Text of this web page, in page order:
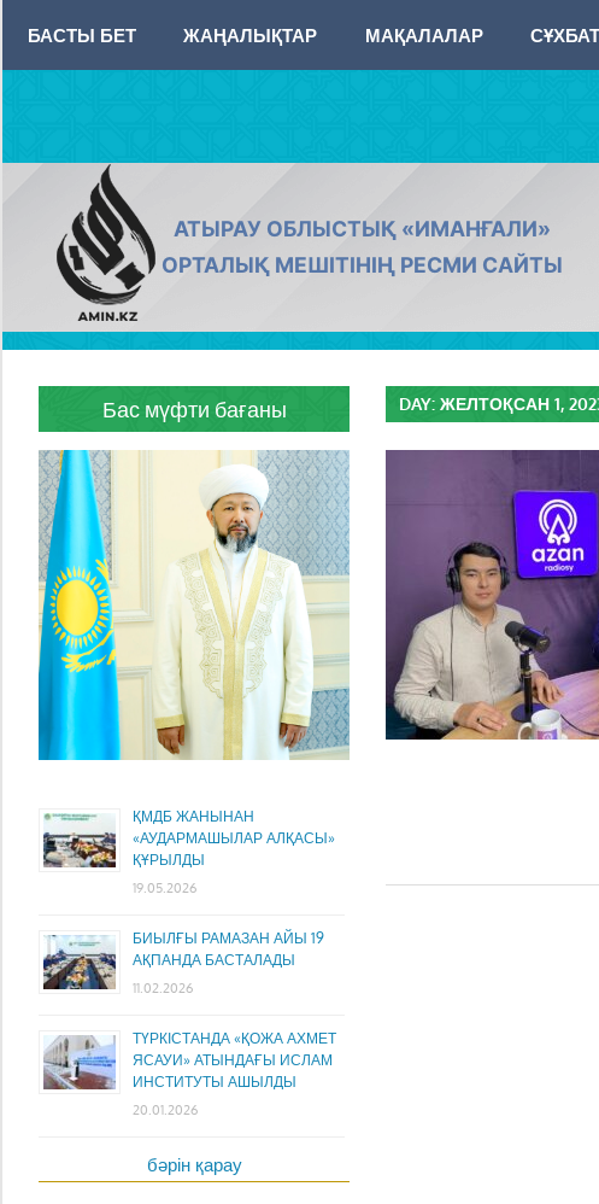
content
БАСТЫ БЕТ ЖАҢАЛЫҚТАР МАҚАЛАЛАР
AMIN.KZ
АТЫРАУ ОБЛЫСТЫҚ «ИМАНҒАЛИ»
ОРТАЛЫҚ МЕШІТІНІҢ РЕСМИ САЙТЫ
DAY:ЖЕЛТОҚСАН 1,
Бас мүфти бағаны
ҚМДБ ЖАНЫНАН
«АУДАРМАШЫЛАР АЛҚАСЫ»
ҚҰРЫЛДЫ
19.05.2026
БИЫЛҒЫ РАМАЗАН АЙЫ 19
АҚПАНДА БАСТАЛАДЫ
11.02.2026
ТҮРКІСТАНДА «ҚОЖА АХМЕТ
ЯСАУИ» АТЫНДАҒЫ ИСЛАМ
ИНСТИТУТЫ АШЫЛДЫ
20.01.2026
бәрін қарау